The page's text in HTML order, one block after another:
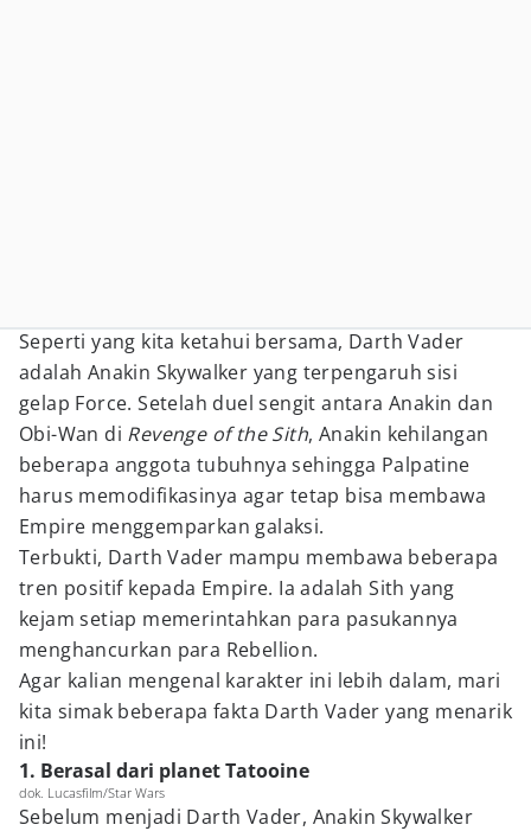
Seperti yang kita ketahui bersama, Darth Vader
adalah Anakin Skywalker yang terpengaruh sisi
gelap Force. Setelah duel sengit antara Anakin dan
Obi-Wan di Revenge of the Sith, Anakin kehilangan
beberapa anggota tubuhnya sehingga Palpatine
harus memodifikasinya agar tetap bisa membawa
Empire menggemparkan galaksi.
Terbukti, Darth Vader mampu membawa beberapa
tren positif kepada Empire. Ia adalah Sith yang
kejam setiap memerintahkan para pasukannya
menghancurkan para Rebellion.
Agar kalian mengenal karakter ini lebih dalam, mari
kita simak beberapa fakta Darth Vader yang menarik
ini!
1. Berasal dari planet Tatooine
dok. Lucasfilm/Star Wars
Sebelum menjadi Darth Vader, Anakin Skywalker